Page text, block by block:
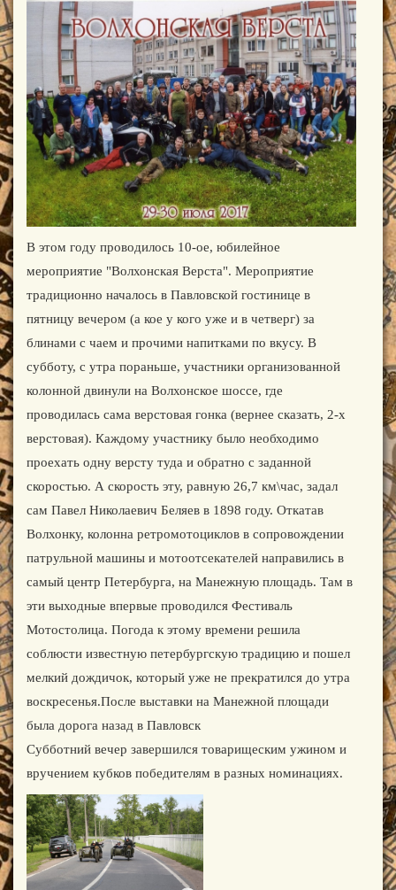
В этом году проводилось 10-ое, юбилейное
мероприятие "Волхонская Верста". Мероприятие
традиционно началось в Павловской гостинице в
пятницу вечером (а кое у кого уже и в четверг) за
блинами с чаем и прочими напитками по вкусу. В
субботу, с утра пораньше, участники организованной
колонной двинули на Волхонское шоссе, где
проводилась сама верстовая гонка (вернее сказать, 2-х
верстовая). Каждому участнику было необходимо
проехать одну версту туда и обратно с заданной
скоростью. А скорость эту, равную 26,7 км\час, задал
сам Павел Николаевич Беляев в 1898 году. Откатав
Волхонку, колонна ретромотоциклов в сопровождении
патрульной машины и мотоотсекателей направились в
самый центр Петербурга, на Манежную площадь. Там в
эти выходные впервые проводился Фестиваль
Мотостолица. Погода к этому времени решила
соблюсти известную петербургскую традицию и пошел
мелкий дождичок, который уже не прекратился до утра
воскресенья.После выставки на Манежной площади
была дорога назад в Павловск
Субботний вечер завершился товарищеским ужином и
вручением кубков победителям в разных номинациях.